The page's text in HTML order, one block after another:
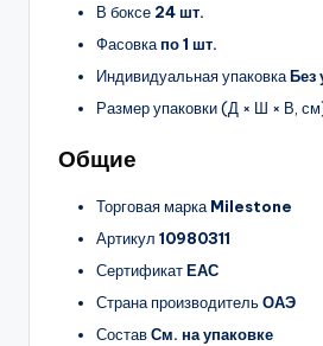
В боксе 24 шт.
Фасовкапо 1 шт.
Индивидуальная упаковкаБез
Размер упаковки (Д × Ш × В,
Общие
Торговая марка Milestone
Артикул 10980311
СертификатЕАС
Страна производительОАЭ
СоставСм. на упаковке